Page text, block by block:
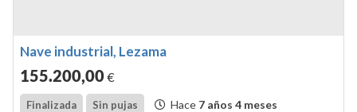
Nave industrial, Lezama
155.200,00€
Finalizada Sin pujas Hace 7 años 4 meses